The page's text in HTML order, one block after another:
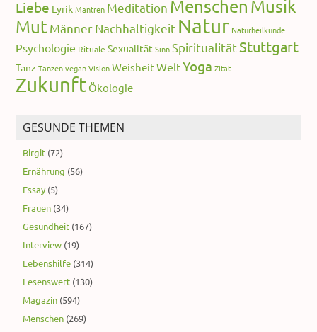
Liebe Lyrik Mantren Meditation Menschen Musik
Mut MännerNachhaltigkeit Natur Naturheilkunde
Psychologie Rituale Sexualität Sinn SpiritualitätStuttgart
Tanz Tanzen vegan Vision WeisheitWeltYoga Zitat
Zukunft Ökologie
GESUNDE THEMEN
Birgit (72)
Ernährung (56)
Essay (5)
Frauen (34)
Gesundheit (167)
Interview (19)
Lebenshilfe (314)
Lesenswert (130)
Magazin (594)
Menschen (269)